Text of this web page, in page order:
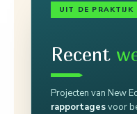
UIT DE PRAKTIJK
Recent
Projecten van New
rapportagesvoor